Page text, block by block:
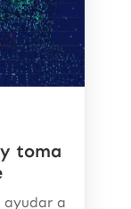
toma
ayudar a